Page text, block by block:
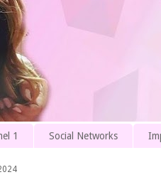
1 Social Networks